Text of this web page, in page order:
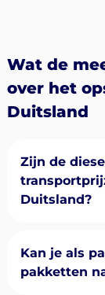
Wat de
over het
Duitsland
Zijn de
Duitsland?
Kan je als
pakketten